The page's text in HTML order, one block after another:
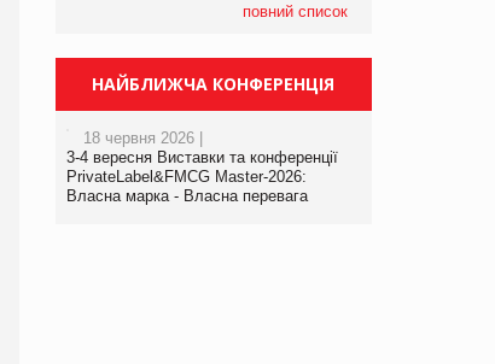
повний список
НАЙБЛИЖЧА КОНФЕРЕНЦІЯ
18 червня 2026 |
3-4 вересня Виставки та конференції
PrivateLabel&FMCG Master-2026:
Власна марка - Власна перевага